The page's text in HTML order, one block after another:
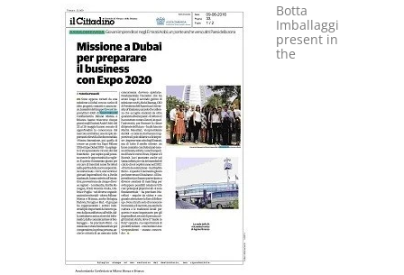
Botta
Imballaggi
present in
the